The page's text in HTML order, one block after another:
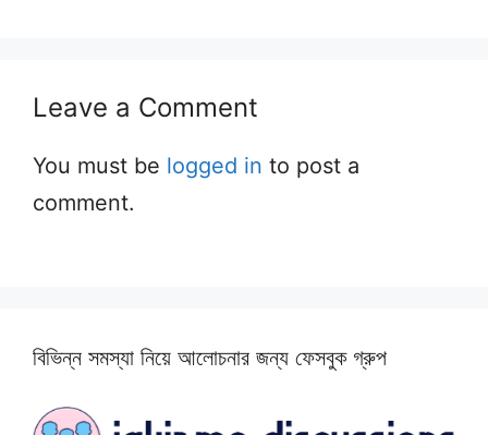
Leave a Comment
You must be logged in to post a
comment.
বিভিন্ন সমস্যা নিয়ে আলোচনার জন্য ফেসবুক গ্রুপ